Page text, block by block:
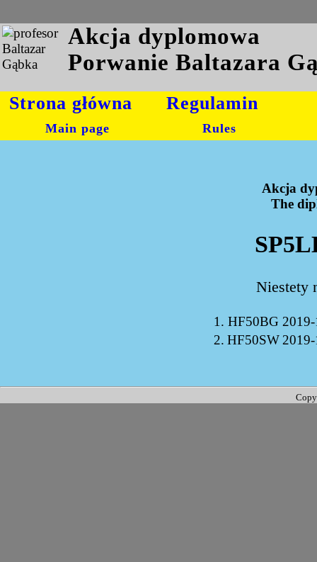
Akcja dyplomowa
Porwanie Baltazara
Strona główna
Main page
Regulamin
Rules
Akcja
The
Niestety
1. HF50BG
2. HF50SW